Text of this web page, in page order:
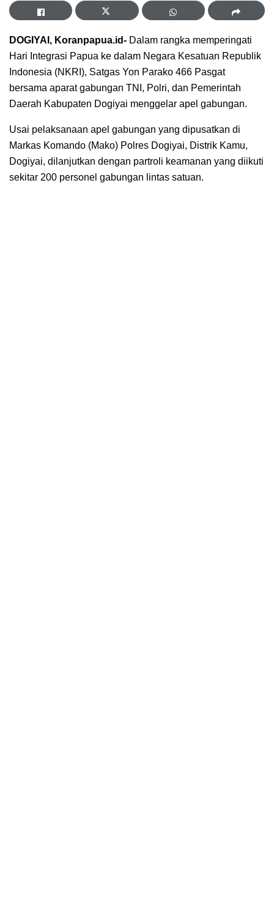
DOGIYAI, Koranpapua.id- Dalam rangka memperingati
Hari Integrasi Papua ke dalam Negara Kesatuan Republik
Indonesia (NKRI), Satgas Yon Parako 466 Pasgat
bersama aparat gabungan TNI, Polri, dan Pemerintah
Daerah Kabupaten Dogiyai menggelar apel gabungan.
Usai pelaksanaan apel gabungan yang dipusatkan di
Markas Komando (Mako) Polres Dogiyai, Distrik Kamu,
Dogiyai, dilanjutkan dengan partroli keamanan yang diikuti
sekitar 200 personel gabungan lintas satuan.